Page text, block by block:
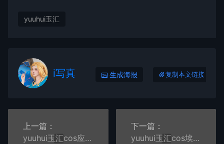
yuuhui玉汇
i写真 生成海报 复制本文链接
上一篇：
yuuhui玉汇cos应召模特+柳如烟写真
下一篇：
yuuhui玉汇cos埃尔夫伍德绿+麦当劳的女服务员写真